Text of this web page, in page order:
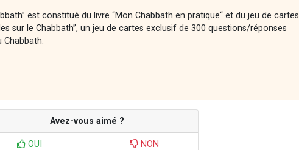
est constitué du livre “Mon Chabbath en pratique“ et du jeu de cartes
sur le Chabbath”, un jeu de cartes exclusif de 300 questions/réponses
Chabbath.
Avez-vous aimé ?
OUI NON